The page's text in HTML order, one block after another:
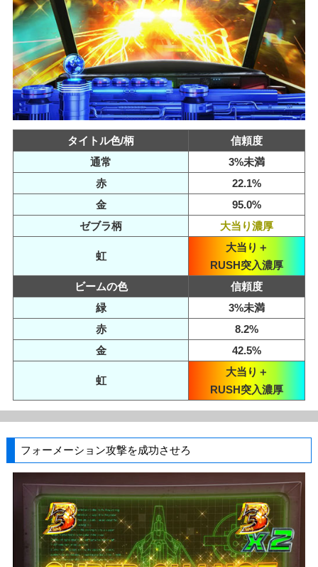
タイトル色/柄
信頼度
通常
3%未満
赤
22.1%
金
95.0%
ゼブラ柄
大当り濃厚
虹
大当り＋
RUSH突入濃厚
ビームの色
信頼度
緑
3%未満
赤
8.2%
金
42.5%
虹
大当り＋
RUSH突入濃厚
フォーメーション攻撃を成功させろ